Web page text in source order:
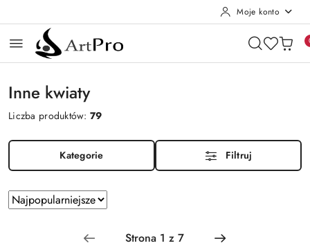
Moje konto
Inne kwiaty
Liczba produktów:79
Kategorie Filtruj
Zastosowano sortowanie: Najpopularniejsze.
Sortuj
według